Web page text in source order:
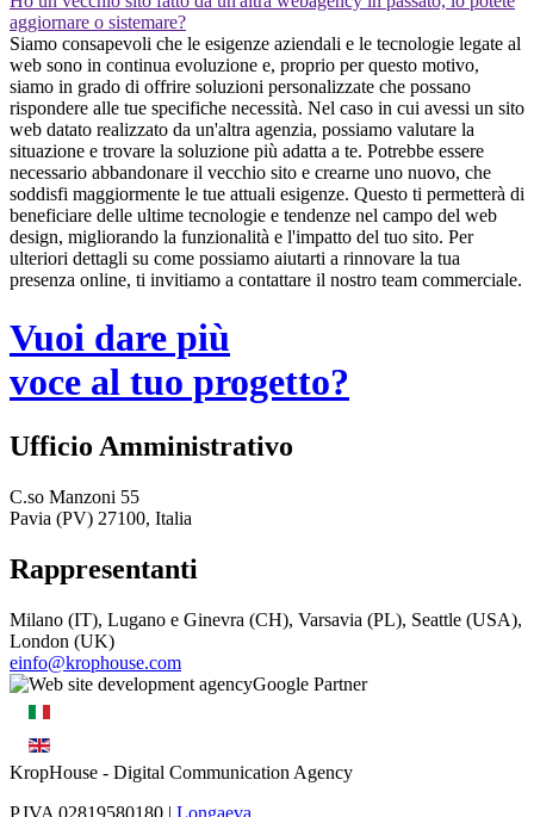
aggiornare o sistemare?
Siamo consapevoli che le esigenze aziendali e le tecnologie legate al
web sono in continua evoluzione e, proprio per questo motivo,
siamo in grado di offrire soluzioni personalizzate che possano
rispondere alle tue specifiche necessità. Nel caso in cui avessi un sito
web datato realizzato da un'altra agenzia, possiamo valutare la
situazione e trovare la soluzione più adatta a te. Potrebbe essere
necessario abbandonare il vecchio sito e crearne uno nuovo, che
soddisfi maggiormente le tue attuali esigenze. Questo ti permetterà di
beneficiare delle ultime tecnologie e tendenze nel campo del web
design, migliorando la funzionalità e l'impatto del tuo sito. Per
ulteriori dettagli su come possiamo aiutarti a rinnovare la tua
presenza online, ti invitiamo a contattare il nostro team commerciale.
Vuoi dare più
voce al tuo progetto?
Ufficio Amministrativo
C.so Manzoni 55
Pavia (PV) 27100, Italia
Rappresentanti
Milano (IT), Lugano e Ginevra (CH), Varsavia (PL), Seattle (USA),
London (UK)
einfo@krophouse.com
KropHouse - Digital Communication Agency
P.IVA 02819580180 | Longaeva